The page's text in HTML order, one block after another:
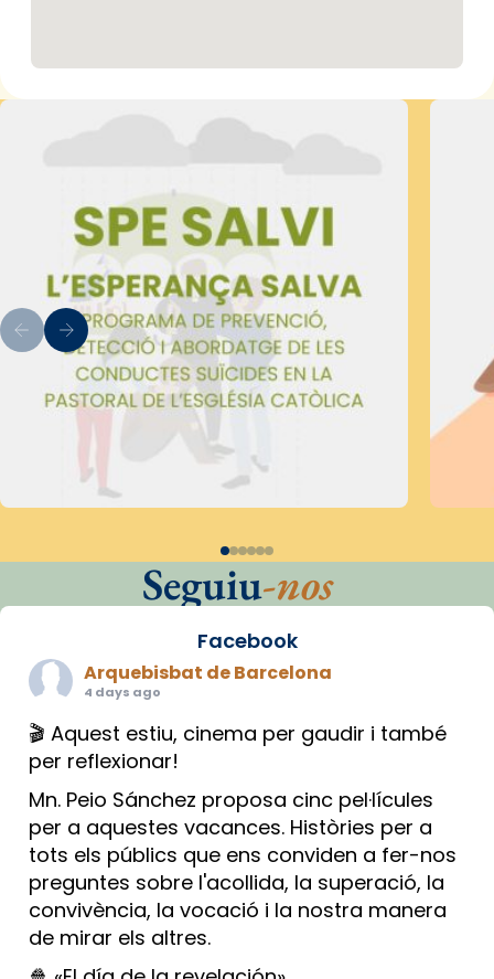
Seguiu-nos
Facebook
Arquebisbat de Barcelona
4 days ago
🎬 Aquest estiu, cinema per gaudir i també
per reflexionar!
Mn. Peio Sánchez proposa cinc pel·lícules
per a aquestes vacances. Històries per a
tots els públics que ens conviden a fer-nos
preguntes sobre l'acollida, la superació, la
convivència, la vocació i la nostra manera
de mirar els altres.